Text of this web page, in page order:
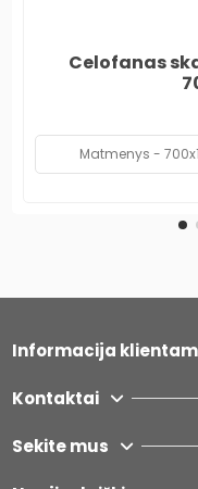
Celofanas
Informacija
Kontaktai
Sekite mus